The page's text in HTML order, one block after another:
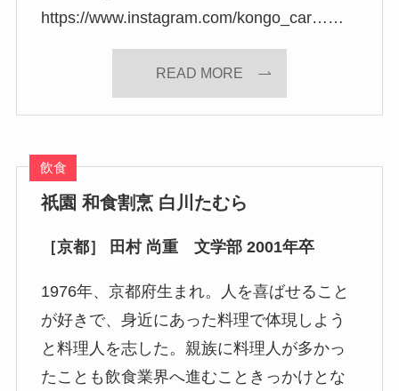
https://www.instagram.com/kongo_car……
READ MORE
飲食
祇園 和食割烹 白川たむら
［京都］ 田村 尚重 文学部 2001年卒
1976年、京都府生まれ。人を喜ばせること
が好きで、身近にあった料理で体現しよう
と料理人を志した。親族に料理人が多かっ
たことも飲食業界へ進むこときっかけとな